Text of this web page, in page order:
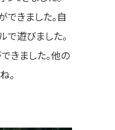
できました。自
で遊びました。
きました。他の
。